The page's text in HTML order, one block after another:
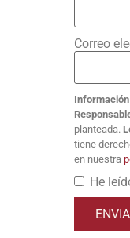
Correo
planteada.
tiene
en nuestra
He